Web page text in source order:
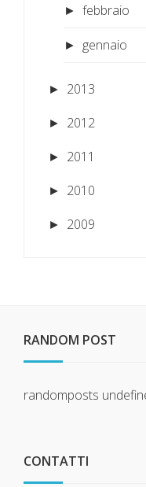
► febbraio
► gennaio
► 2013
► 2012
► 2011
► 2010
► 2009
RANDOM POST
randomposts
CONTATTI